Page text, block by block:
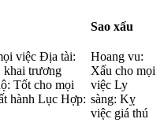
Sao xấu
việc Địa tài:
khai trương
Tốt cho mọi
hành Lục Hợp:
Hoang vu:
Xấu cho mọi
việc Ly
sàng: Kỵ
việc giá thú